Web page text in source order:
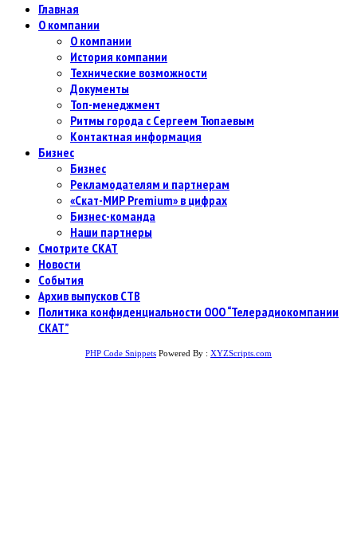
Главная
О компании
О компании
История компании
Технические возможности
Документы
Топ-менеджмент
Ритмы города с Сергеем Тюпаевым
Контактная информация
Бизнес
Бизнес
Рекламодателям и партнерам
«Скат-МИР Premium» в цифрах
Бизнес-команда
Наши партнеры
Смотрите СКАТ
Новости
События
Архив выпусков СТВ
Политика конфиденциальности ООО “Телерадиокомпании
СКАТ”
PHP Code Snippets Powered By : XYZScripts.com